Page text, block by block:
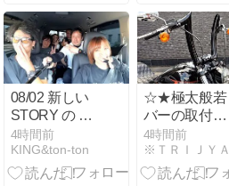
Bakery &
Canteen
08/02 新しい
STORY の 始
まりです。高
知 フードバト
ル【桂浜】
4時間前
KING&ton-ton
☆★極太般若
バーの取付け
を・・・★☆
4時間前